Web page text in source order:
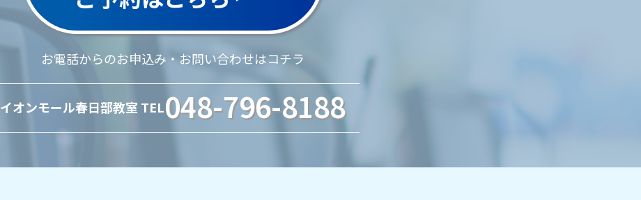
お電話からのお申込み・お問い合わせはコチラ
イオンモール春日部教室 TEL048-796-8188